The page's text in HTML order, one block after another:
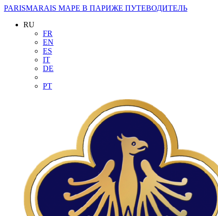
PARISMARAIS МАРЕ В ПАРИЖЕ ПУТЕВОДИТЕЛЬ
RU
FR
EN
ES
IT
DE
PT